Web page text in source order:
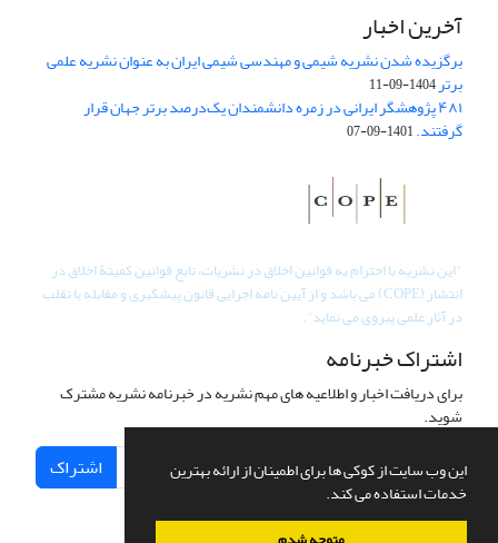
این وب سایت از کوکی ها برای اطمینان از ارائه بهترین
خدمات استفاده می کند.
آخرین اخبار
برگزیده شدن نشریه شیمی و مهندسی شیمی ایران به عنوان نشریه علمی
برتر1404-09-11
۴۸۱ پژوهشگر ایرانی در زمره دانشمندان یک‌درصد برتر جهان قرار
گرفتند.1401-09-07
"این نشریه با احترام به قوانین اخلاق در نشریات، تابع قوانین کمیتۀ اخلاق در
انتشار (COPE) می باشد و از آیین نامه اجرایی قانون پیشگیری و مقابله با تقلب
در آثار علمی پیروی می نماید".
اشتراک خبرنامه
برای دریافت اخبار و اطلاعیه های مهم نشریه در خبرنامه نشریه مشترک
شوید.
اشتراک